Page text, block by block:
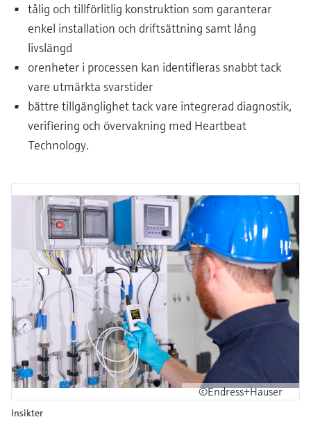
tålig och tillförlitlig konstruktion som garanterar
enkel installation och driftsättning samt lång
livslängd
orenheter i processen kan identifieras snabbt tack
vare utmärkta svarstider
bättre tillgänglighet tack vare integrerad diagnostik,
verifiering och övervakning med Heartbeat
Technology.
©Endress+Hauser
Insikter